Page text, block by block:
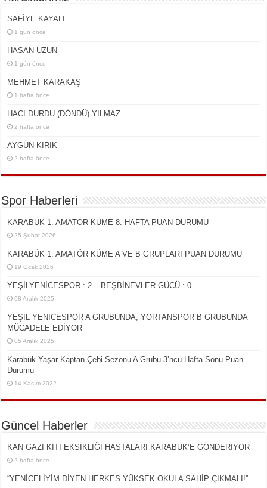
SAFİYE KAYALI
1 gün önce
HASAN UZUN
1 gün önce
MEHMET KARAKAŞ
1 hafta önce
HACI DURDU (DÖNDÜ) YILMAZ
2 hafta önce
AYGÜN KIRIK
2 hafta önce
Spor Haberleri
KARABÜK 1. AMATÖR KÜME 8. HAFTA PUAN DURUMU
25 Şubat 2026
KARABÜK 1. AMATÖR KÜME A VE B GRUPLARI PUAN DURUMU
19 Ocak 2026
YEŞİLYENİCESPOR : 2 – BEŞBİNEVLER GÜCÜ : 0
08 Aralık 2025
YEŞİL YENİCESPOR A GRUBUNDA, YORTANSPOR B GRUBUNDA
MÜCADELE EDİYOR
05 Aralık 2025
Karabük Yaşar Kaptan Çebi Sezonu A Grubu 3’ncü Hafta Sonu Puan
Durumu
14 Kasım 2022
Güncel Haberler
KAN GAZI KİTİ EKSİKLİĞİ HASTALARI KARABÜK’E GÖNDERİYOR
2 hafta önce
“YENİCELİYİM DİYEN HERKES YÜKSEK OKULA SAHİP ÇIKMALI!”